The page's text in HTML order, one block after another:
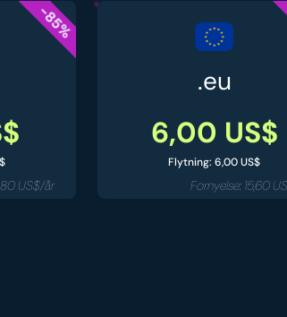
-85%
US$/år
.eu
6,00 US$
Flytning: 6,00 US$
Fornyelse: 15,60